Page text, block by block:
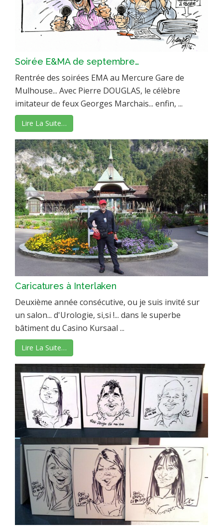
Soirée E&MA de septembre…
Rentrée des soirées EMA au Mercure Gare de
Mulhouse... Avec Pierre DOUGLAS, le célèbre
imitateur de feux Georges Marchais... enfin, ...
Lire La Suite…
Caricatures à Interlaken
Deuxième année consécutive, ou je suis invité sur
un salon... d'Urologie, si,si !... dans le superbe
bâtiment du Casino Kursaal ...
Lire La Suite…